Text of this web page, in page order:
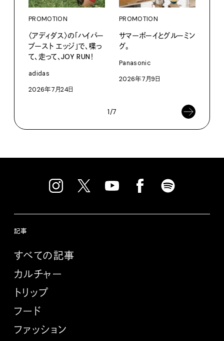
PROMOTION
〈アディダス〉の「ハイパー
ブースト エッジ」で、喋っ
て、走って、JOY RUN！
adidas
2026年7月24日
PROMOTION
サマーボーイとグルーミン
グ。
Panasonic
2026年7月9日
1/7
記事
すべての記事
カルチャー
トリップ
フード
ファッション